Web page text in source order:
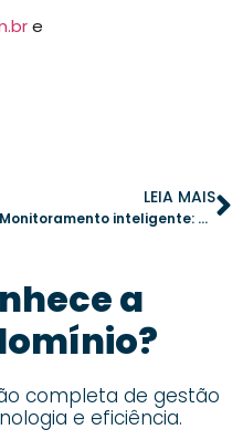
e
LEIA MAIS
Monitoramento inteligente: como eliminar pontos cegos e fortalecer a segurança do condomínio
a
completa de gestão
e eficiência.